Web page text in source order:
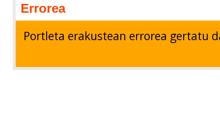
Errorea
Portleta erakustean errorea gertatu